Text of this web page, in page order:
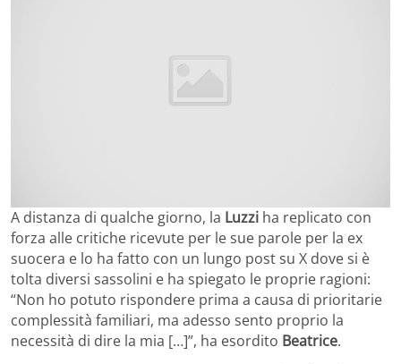
A distanza di qualche giorno, la Luzzi ha replicato con
forza alle critiche ricevute per le sue parole per la ex
suocera e lo ha fatto con un lungo post su X dove si è
tolta diversi sassolini e ha spiegato le proprie ragioni:
“Non ho potuto rispondere prima a causa di prioritarie
complessità familiari, ma adesso sento proprio la
necessità di dire la mia […]”, ha esordito Beatrice.